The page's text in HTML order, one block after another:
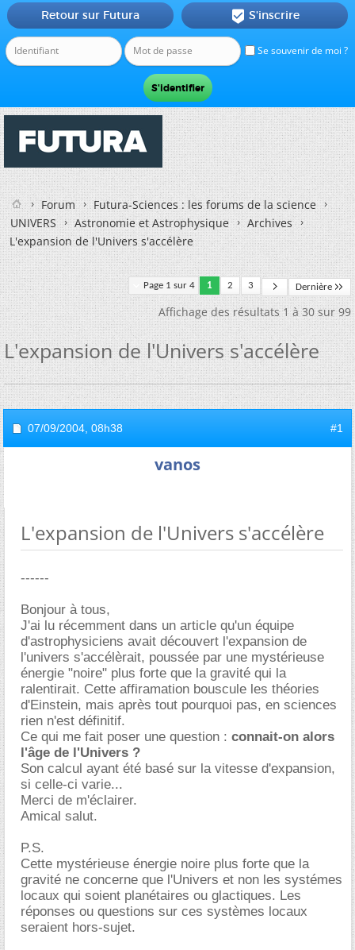
Se souvenir de moi ?
Retour sur Futura  S'inscrire
Forum
Futura-Sciences : les forums de la science
UNIVERS
Astronomie et Astrophysique
Archives
L'expansion de l'Univers s'accélère
Page 1 sur 4 1 2 3 Dernière
Affichage des résultats 1 à 30 sur 99
L'expansion de l'Univers s'accélère
07/09/2004, 08h38 #1
vanos
L'expansion de l'Univers s'accélère
------
Bonjour à tous,
J'ai lu récemment dans un article qu'un équipe
d'astrophysiciens avait découvert l'expansion de
l'univers s'accélèrait, poussée par une mystérieuse
énergie "noire" plus forte que la gravité qui la
ralentirait. Cette affiramation bouscule les théories
d'Einstein, mais après tout pourquoi pas, en sciences
rien n'est définitif.
Ce qui me fait poser une question : connait-on alors
l'âge de l'Univers ?
Son calcul ayant été basé sur la vitesse d'expansion,
si celle-ci varie...
Merci de m'éclairer.
Amical salut.
P.S.
Cette mystérieuse énergie noire plus forte que la
gravité ne concerne que l'Univers et non les systémes
locaux qui soient planétaires ou glactiques. Les
réponses ou questions sur ces systèmes locaux
seraient hors-sujet.